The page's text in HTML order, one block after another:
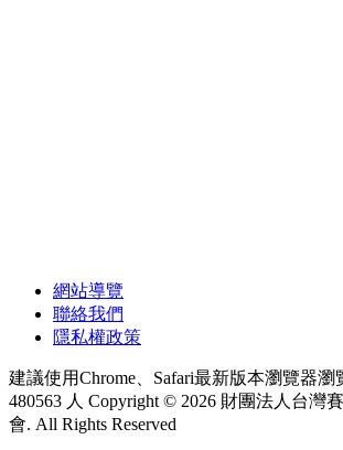
網站導覽
聯絡我們
隱私權政策
建議使用Chrome、Safari最新版本瀏覽器瀏
480563 人 Copyright © 2026 財團法人台灣
會. All Rights Reserved